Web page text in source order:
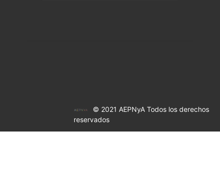
© 2021 AEPNyA Todos los derechos
reservados